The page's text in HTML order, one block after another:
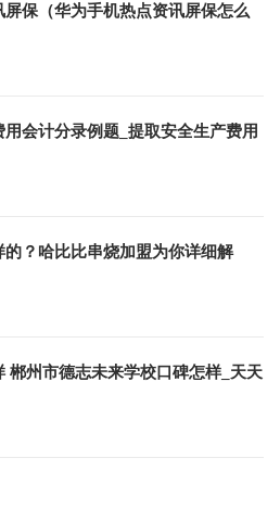
保（华为手机热点资讯屏保怎么
会计分录例题_提取安全生产费用
？哈比比串烧加盟为你详细解
郴州市德志未来学校口碑怎样_天天